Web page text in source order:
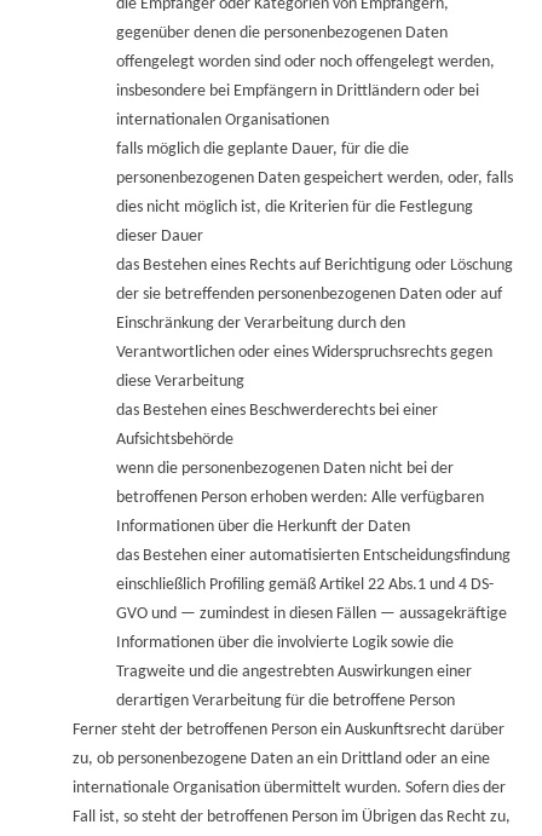
die Empfänger oder Kategorien von Empfängern,
gegenüber denen die personenbezogenen Daten
offengelegt worden sind oder noch offengelegt werden,
insbesondere bei Empfängern in Drittländern oder bei
internationalen Organisationen
falls möglich die geplante Dauer, für die die
personenbezogenen Daten gespeichert werden, oder, falls
dies nicht möglich ist, die Kriterien für die Festlegung
dieser Dauer
das Bestehen eines Rechts auf Berichtigung oder Löschung
der sie betreffenden personenbezogenen Daten oder auf
Einschränkung der Verarbeitung durch den
Verantwortlichen oder eines Widerspruchsrechts gegen
diese Verarbeitung
das Bestehen eines Beschwerderechts bei einer
Aufsichtsbehörde
wenn die personenbezogenen Daten nicht bei der
betroffenen Person erhoben werden: Alle verfügbaren
Informationen über die Herkunft der Daten
das Bestehen einer automatisierten Entscheidungsfindung
einschließlich Profiling gemäß Artikel 22 Abs.1 und 4 DS-
GVO und — zumindest in diesen Fällen — aussagekräftige
Informationen über die involvierte Logik sowie die
Tragweite und die angestrebten Auswirkungen einer
derartigen Verarbeitung für die betroffene Person
Ferner steht der betroffenen Person ein Auskunftsrecht darüber
zu, ob personenbezogene Daten an ein Drittland oder an eine
internationale Organisation übermittelt wurden. Sofern dies der
Fall ist, so steht der betroffenen Person im Übrigen das Recht zu,